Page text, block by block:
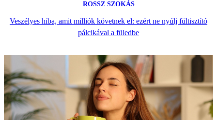
ROSSZ SZOKÁS
Veszélyes hiba, amit milliók követnek el: ezért ne nyúlj fültisztító
pálcikával a füledbe